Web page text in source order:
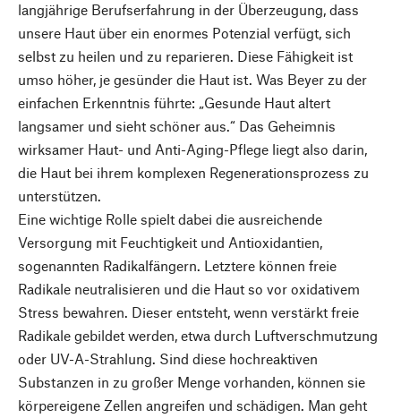
langjährige Berufserfahrung in der Überzeugung, dass
unsere Haut über ein enormes Potenzial verfügt, sich
selbst zu heilen und zu reparieren. Diese Fähigkeit ist
umso höher, je gesünder die Haut ist. Was Beyer zu der
einfachen Erkenntnis führte: „Gesunde Haut altert
langsamer und sieht schöner aus.“ Das Geheimnis
wirksamer Haut- und Anti-Aging-Pflege liegt also darin,
die Haut bei ihrem komplexen Regenerationsprozess zu
unterstützen.
Eine wichtige Rolle spielt dabei die ausreichende
Versorgung mit Feuchtigkeit und Antioxidantien,
sogenannten Radikalfängern. Letztere können freie
Radikale neutralisieren und die Haut so vor oxidativem
Stress bewahren. Dieser entsteht, wenn verstärkt freie
Radikale gebildet werden, etwa durch Luftverschmutzung
oder UV-A-Strahlung. Sind diese hochreaktiven
Substanzen in zu großer Menge vorhanden, können sie
körpereigene Zellen angreifen und schädigen. Man geht